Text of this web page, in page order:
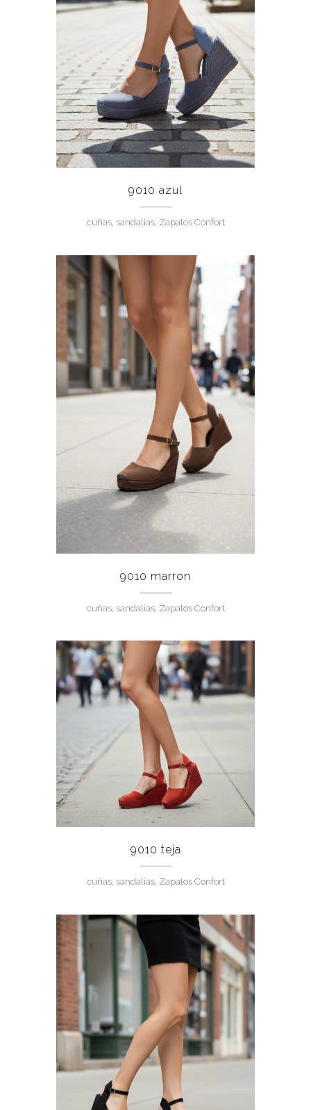
9010 azul
cuñas, sandalias, Zapatos Confort
9010 marron
cuñas, sandalias, Zapatos Confort
9010 teja
cuñas, sandalias, Zapatos Confort